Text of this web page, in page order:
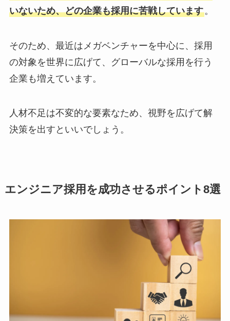
いないため、どの企業も採用に苦戦しています。
そのため、最近はメガベンチャーを中心に、採用
の対象を世界に広げて、グローバルな採用を行う
企業も増えています。
人材不足は不変的な要素なため、視野を広げて解
決策を出すといいでしょう。
エンジニア採用を成功させるポイント8選